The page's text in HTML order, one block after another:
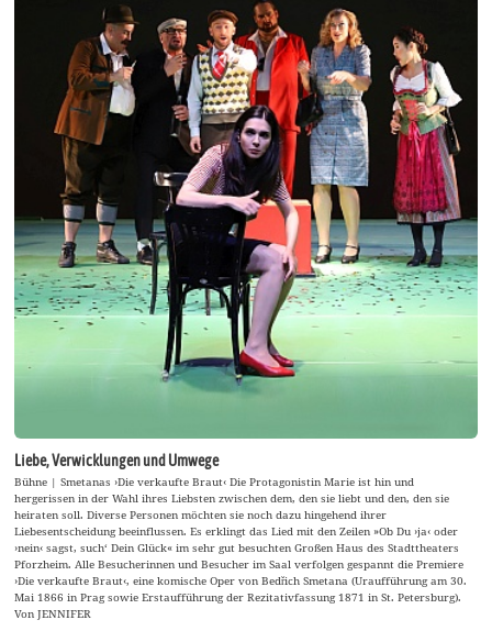
Liebe, Verwicklungen und Umwege
Bühne | Smetanas ›Die verkaufte Braut‹ Die Protagonistin Marie ist hin und
hergerissen in der Wahl ihres Liebsten zwischen dem, den sie liebt und den, den sie
heiraten soll. Diverse Personen möchten sie noch dazu hingehend ihrer
Liebesentscheidung beeinflussen. Es erklingt das Lied mit den Zeilen »Ob Du ›ja‹ oder
›nein‹ sagst, such‘ Dein Glück« im sehr gut besuchten Großen Haus des Stadttheaters
Pforzheim. Alle Besucherinnen und Besucher im Saal verfolgen gespannt die Premiere
›Die verkaufte Braut‹, eine komische Oper von Bedřich Smetana (Uraufführung am 30.
Mai 1866 in Prag sowie Erstaufführung der Rezitativfassung 1871 in St. Petersburg).
Von JENNIFER